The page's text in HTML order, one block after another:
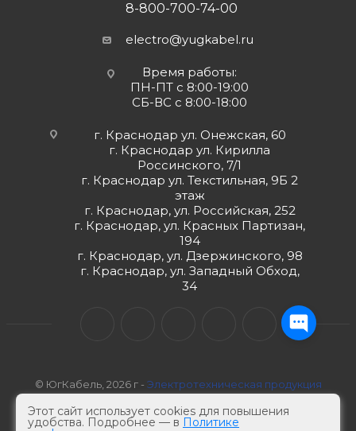
8-800-700-74-00
electro@yugkabel.ru
Время работы:
ПН-ПТ с 8:00-19:00
СБ-ВС с 8:00-18:00
г. Краснодар ул. Онежская, 60
г. Краснодар ул. Кирилла
Россинского, 7/1
г. Краснодар ул. Текстильная, 9Б 2
этаж
г. Краснодар, ул. Российская, 252
г. Краснодар, ул. Красных Партизан,
194
г. Краснодар, ул. Дзержинского, 98
г. Краснодар, ул. Западный Обход,
34
© ЮгКабель, 2026 г - Электротехническая продукция
Этот сайт использует cookies для повышения
удобства. Подробнее — в Политике